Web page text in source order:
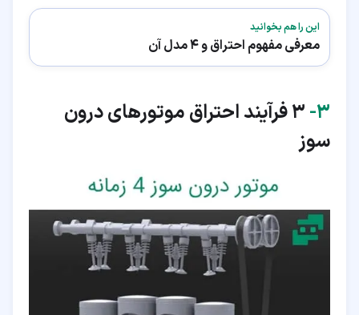
این را هم بخوانید
معرفی مفهوم احتراق و 4 مدل آن
۳‏-
3 فرآیند احتراق موتورهای درون
سوز